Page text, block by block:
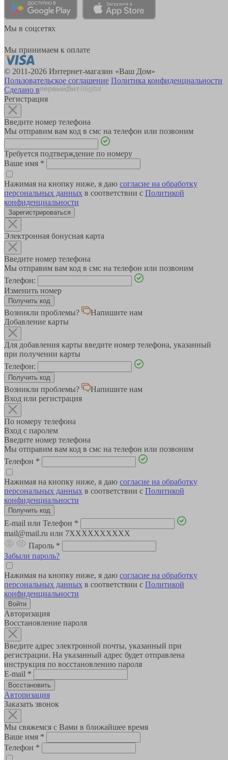
Мы в соцсетях
Мы принимаем к оплате
© 2011-2026 Интернет-магазин «Ваш Дом»
Пользовательское соглашение Политика конфиденциальности
Сделано в
Регистрация
Введите номер телефона
Мы отправим вам код в смс на телефон или позвоним
Требуется подтверждение по номеру
Ваше имя *
Нажимая на кнопку ниже, я даю согласие на обработку
персональных данных в соответствии с Политикой
конфиденциальности
Зарегистрироваться
Электронная бонусная карта
Введите номер телефона
Мы отправим вам код в смс на телефон или позвоним
Телефон:
Изменить номер
Возникли проблемы?
Напишите нам
Добавление карты
Для добавления карты введите номер телефона, указанный
при получении карты
Телефон:
Возникли проблемы?
Напишите нам
Вход или регистрация
По номеру телефона
Вход с паролем
Введите номер телефона
Мы отправим вам код в смс на телефон или позвоним
Телефон *
Нажимая на кнопку ниже, я даю согласие на обработку
персональных данных в соответствии с Политикой
конфиденциальности
E-mail или Телефон *
mail@mail.ru или 7XXXXXXXXXX
Пароль *
Забыли пароль?
Нажимая на кнопку ниже, я даю согласие на обработку
персональных данных в соответствии с Политикой
конфиденциальности
Авторизация
Восстановление пароля
Введите адрес электронной почты, указанный при
регистрации. На указанный адрес будет отправлена
инструкция по восстановлению пароля
E-mail *
Авторизация
Заказать звонок
Мы свяжемся с Вами в ближайшее время
Ваше имя *
Телефон *